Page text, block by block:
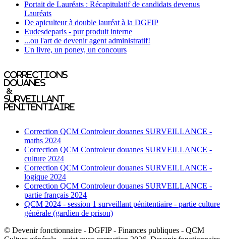
Portait de Lauréats : Récapitulatif de candidats devenus
Lauréats
De apiculteur à double lauréat à la DGFIP
Eudesdeparis - pur produit interne
...ou l'art de devenir agent administratif!
Un livre, un poney, un concours
Corrections
Douanes
&
Surveillant
penitentiaire
Correction QCM Controleur douanes SURVEILLANCE -
maths 2024
Correction QCM Controleur douanes SURVEILLANCE -
culture 2024
Correction QCM Controleur douanes SURVEILLANCE -
logique 2024
Correction QCM Controleur douanes SURVEILLANCE -
partie français 2024
QCM 2024 - session 1 surveillant pénitentiaire - partie culture
générale (gardien de prison)
© Devenir fonctionnaire - DGFIP - Finances publiques - QCM